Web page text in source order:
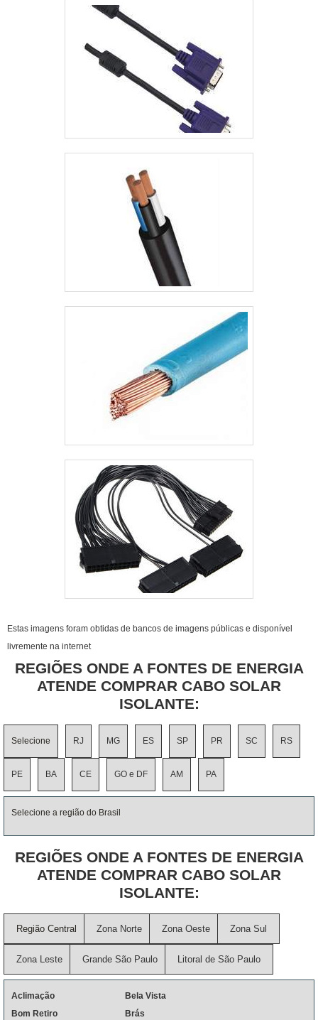
Estas imagens foram obtidas de bancos de imagens públicas e disponível
livremente na internet
REGIÕES ONDE A FONTES DE ENERGIA
ATENDE COMPRAR CABO SOLAR
ISOLANTE:
Selecione RJ MG ES SP PR SC RS
PE BA CE GO e DF AM PA
Selecione a região do Brasil
REGIÕES ONDE A FONTES DE ENERGIA
ATENDE COMPRAR CABO SOLAR
ISOLANTE:
Região Central Zona Norte Zona Oeste Zona Sul
Zona Leste Grande São Paulo Litoral de São Paulo
Aclimação
Bela Vista
Bom Retiro
Brás